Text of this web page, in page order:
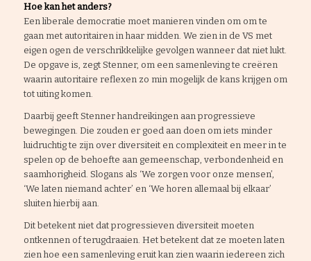
Hoe kan het anders?
Een liberale democratie moet manieren vinden om om te
gaan met autoritairen in haar midden. We zien in de VS met
eigen ogen de verschrikkelijke gevolgen wanneer dat niet lukt.
De opgave is, zegt Stenner, om een samenleving te creëren
waarin autoritaire reflexen zo min mogelijk de kans krijgen om
tot uiting komen.
Daarbij geeft Stenner handreikingen aan progressieve
bewegingen. Die zouden er goed aan doen om iets minder
luidruchtig te zijn over diversiteit en complexiteit en meer in te
spelen op de behoefte aan gemeenschap, verbondenheid en
saamhorigheid. Slogans als ‘We zorgen voor onze mensen’,
‘We laten niemand achter’ en ‘We horen allemaal bij elkaar’
sluiten hierbij aan.
Dit betekent niet dat progressieven diversiteit moeten
ontkennen of terugdraaien. Het betekent dat ze moeten laten
zien hoe een samenleving eruit kan zien waarin iedereen zich